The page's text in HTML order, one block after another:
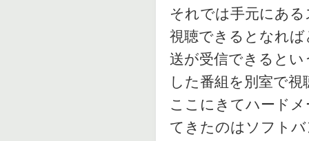
それでは手元にあ
視聴できるとなれ
送が受信できると
した番組を別室で
ここにきてハード
てきたのはソフト